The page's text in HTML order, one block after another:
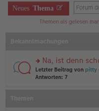
Neues Thema
Themen als gelesen
rs
te
Na, ist denn
Letzter Beitrag von pitty
Antworten: 7